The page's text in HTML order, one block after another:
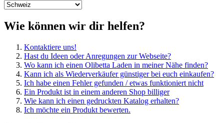
Wie können wir dir helfen?
Kontaktiere uns!
Hast du Ideen oder Anregungen zur Webseite?
Wo kann ich einen Olibetta Laden in meiner Nähe finden?
Kann ich als Wiederverkäufer günstiger bei euch einkaufen?
Ich habe einen Fehler gefunden / etwas funktioniert nicht
Ein Produkt ist in einem anderen Shop billiger
Wie kann ich einen gedruckten Katalog erhalten?
Ich möchte ein Produkt bewerten.